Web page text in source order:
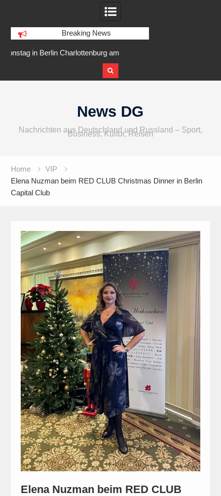
Breaking News
IFA 2026 Audio wird größer,
internationaler und vielfältiger
News DG
Nachrichten aus Deutschland und Russland – Sport,
Business, Kultur, Reisen
Home
VIP
Elena Nuzman beim RED CLUB Christmas Dinner in Berlin
Capital Club
Elena Nuzman beim RED CLUB